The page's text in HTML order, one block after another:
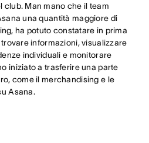
Man mano che il team
una quantità maggiore di
ha potuto constatare in prima
informazioni, visualizzare
individuali e monitorare
iniziato a trasferire una parte
come il merchandising e le
Asana.